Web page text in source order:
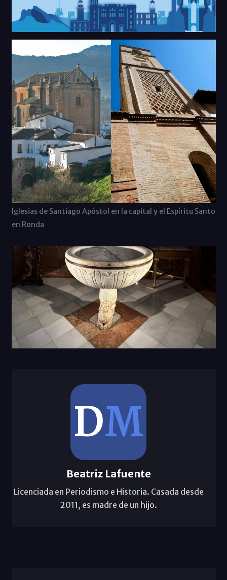
Iglesias de Santiago Apóstol en la capital y el Espíritu Santo
en Ronda
Beatriz Lafuente
Licenciada en Periodismo e Historia. Casada desde
2011, es madre de un hijo.